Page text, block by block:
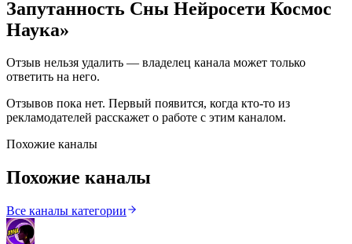
Запутанность Сны Нейросети Космос
Наука»
Отзыв нельзя удалить — владелец канала может только
ответить на него.
Отзывов пока нет. Первый появится, когда кто-то из
рекламодателей расскажет о работе с этим каналом.
Похожие каналы
Похожие каналы
Все каналы категории